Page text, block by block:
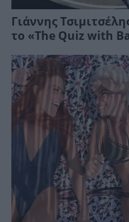
Γιάννης
το «The Quiz with